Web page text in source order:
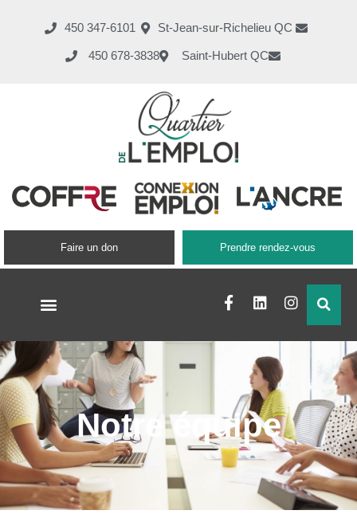
450 347-6101 St-Jean-sur-Richelieu QC
450 678-3838 Saint-Hubert QC
Faire un don Prendre rendez-vous
Notre équipe